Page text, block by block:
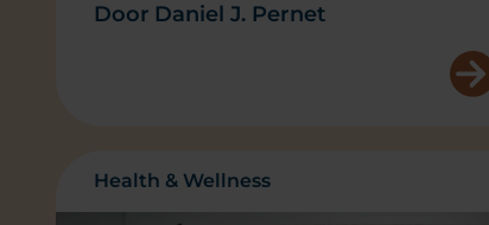
Door Daniel J. Pernet
Health & Wellness